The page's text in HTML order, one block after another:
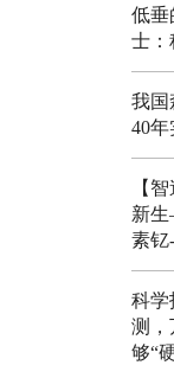
低垂
士：
我国
40
【
新
素钇
科学
测，
够“